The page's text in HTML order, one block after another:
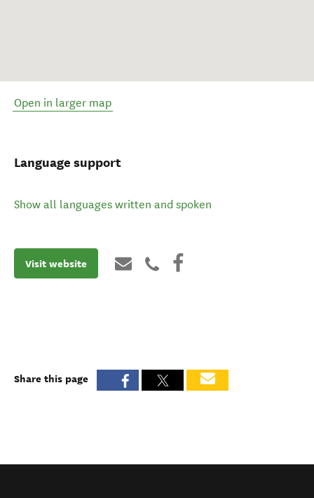
Open in larger map
Language support
Show all languages written and spoken
Visit website
Share this page